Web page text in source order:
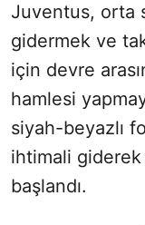
Juventus, orta
gidermek ve
için devre
hamlesi
siyah-beyazlı
ihtimali
başlandı.